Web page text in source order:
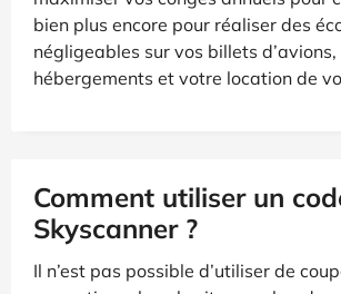
bien plus encore pour réaliser des
négligeables sur vos billets d’avions,
hébergements et votre location de
Comment utiliser un
Skyscanner ?
Il n’est pas possible d’utiliser de